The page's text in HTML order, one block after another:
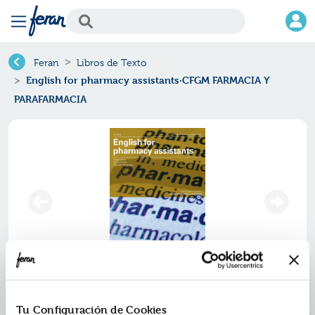
Tu Configuración de Cookies
Feran Libros de Texto
English for pharmacy assistants·CFGM FARMACIA Y
PARAFARMACIA